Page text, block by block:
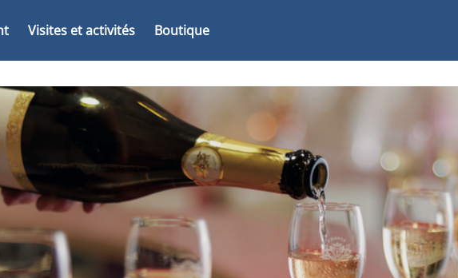
Visites et activités Boutique